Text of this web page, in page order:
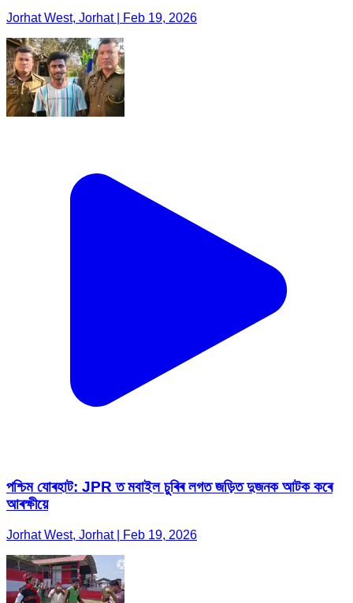
Jorhat West, Jorhat | Feb 19, 2026
পশ্চিম যোৰহাট: JPR ত মবাইল চুৰিৰ লগত জড়িত দুজনক আটক কৰে
আৰক্ষীয়ে
Jorhat West, Jorhat | Feb 19, 2026